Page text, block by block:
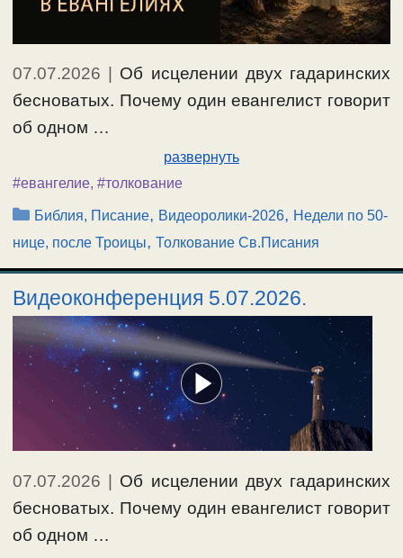
07.07.2026
Об исцелении двух гадаринских
бесноватых. Почему один евангелист говорит
об одном …
развернуть
#евангелие, #толкование
Рубрики
Библия, Писание, Видеоролики-2026, Недели по 50-
нице, после Троицы, Толкование Св.Писания
Видеоконференция 5.07.2026.
07.07.2026 | Об исцелении двух гадаринских
бесноватых. Почему один евангелист говорит
об одном …